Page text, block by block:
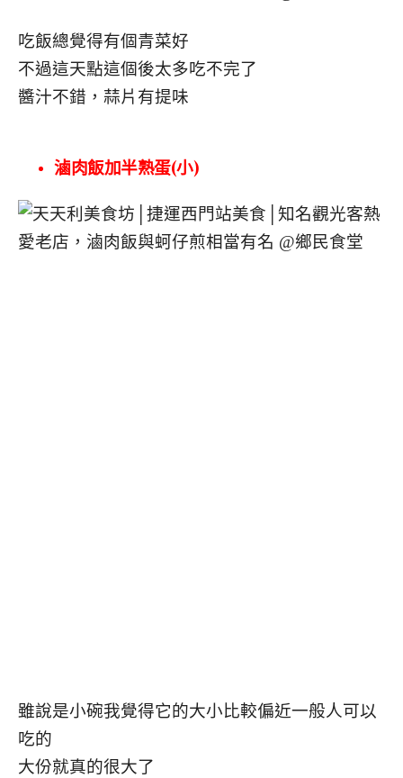
吃飯總覺得有個青菜好
不過這天點這個後太多吃不完了
醬汁不錯，蒜片有提味
滷肉飯加半熟蛋(小)
雖說是小碗我覺得它的大小比較偏近一般人可以
吃的
大份就真的很大了